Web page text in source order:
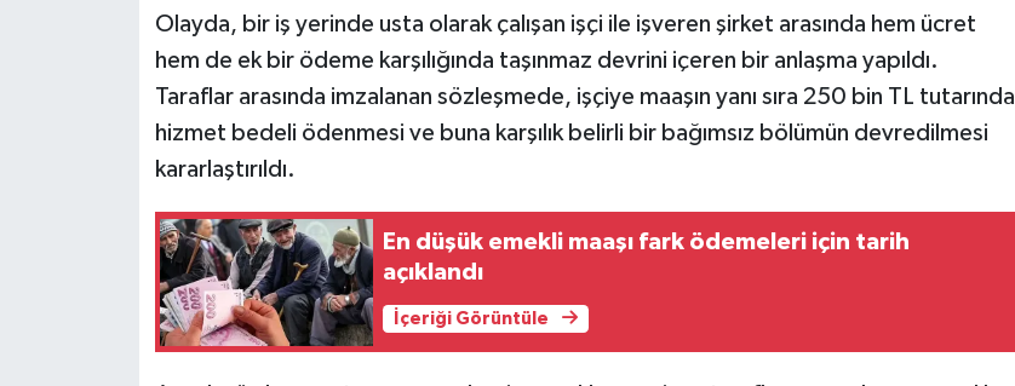
Olayda, bir iş yerinde usta olarak çalışan işçi ile işveren şirket arasında hem ücret
hem de ek bir ödeme karşılığında taşınmaz devrini içeren bir anlaşma yapıldı.
Taraflar arasında imzalanan sözleşmede, işçiye maaşın yanı sıra 250 bin TL tutarında
hizmet bedeli ödenmesi ve buna karşılık belirli bir bağımsız bölümün devredilmesi
kararlaştırıldı.
En düşük emekli maaşı fark ödemeleri için tarih
açıklandı
İçeriği Görüntüle